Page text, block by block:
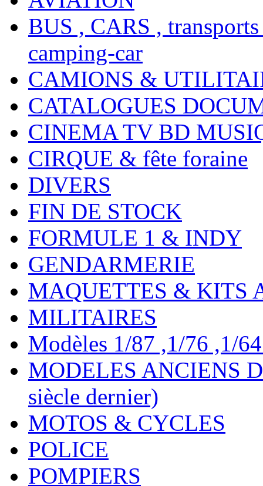
BUS , CARS ,
camping-car
CAMIONS &
CATALOGUES
CINEMA TV BD
CIRQUE & fête foraine
DIVERS
FIN DE STOCK
FORMULE 1 & INDY
GENDARMERIE
MAQUETTES & KITS
MILITAIRES
Modèles 1/87 ,1/76 ,1/
MODELES ANCIENS
siècle dernier)
MOTOS & CYCLES
POLICE
POMPIERS